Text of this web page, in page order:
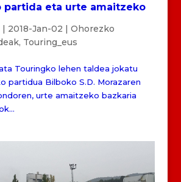
partida eta urte amaitzeko
| 2018-Jan-02 | Ohorezko
, Touring_eus
Touringko lehen taldea jokatu
partidua Bilboko S.D. Morazaren
urte amaitzeko bazkaria